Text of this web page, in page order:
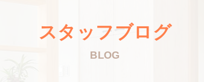
スタッフブログ
BLOG